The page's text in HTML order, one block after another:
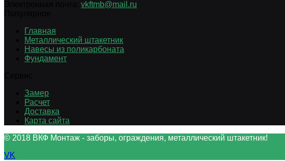
vkftmb@mail.ru
Главная
Металлический штакетник
Навесы из поликарбоната
Фундамент
Замер
Расчет
Доставка
Карта сайта
© 2018 ВКФ Монтаж - заборы, ограждения, металлический штакетник!
VK